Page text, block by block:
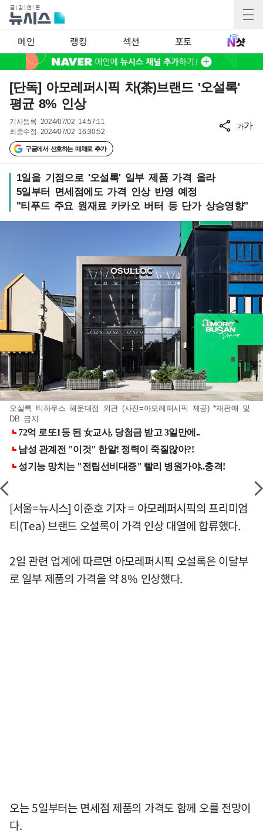
메인 랭킹 섹션 포토
[단독] 아모레퍼시픽 차(茶)브랜드 '오설록'
평균 8% 인상
기사등록 2024/07/02 14:57:11
최종수정 2024/07/02 16:30:52
구글에서 선호하는 매체로 추가
가가
1일을 기점으로 '오설록' 일부 제품 가격 올라
5일부터 면세점에도 가격 인상 반영 예정
"티푸드 주요 원재료 카카오 버터 등 단가 상승영향"
오설록 티하우스 해운대점 외관 (사진=아모레퍼시픽 제공) *재판매 및
DB 금지
[서울=뉴시스] 이준호 기자 = 아모레퍼시픽의 프리미엄
티(Tea) 브랜드 오설록이 가격 인상 대열에 합류했다.
2일 관련 업계에 따르면 아모레퍼시픽 오설록은 이달부
로 일부 제품의 가격을 약 8% 인상했다.
오는 5일부터는 면세점 제품의 가격도 함께 오를 전망이
다.